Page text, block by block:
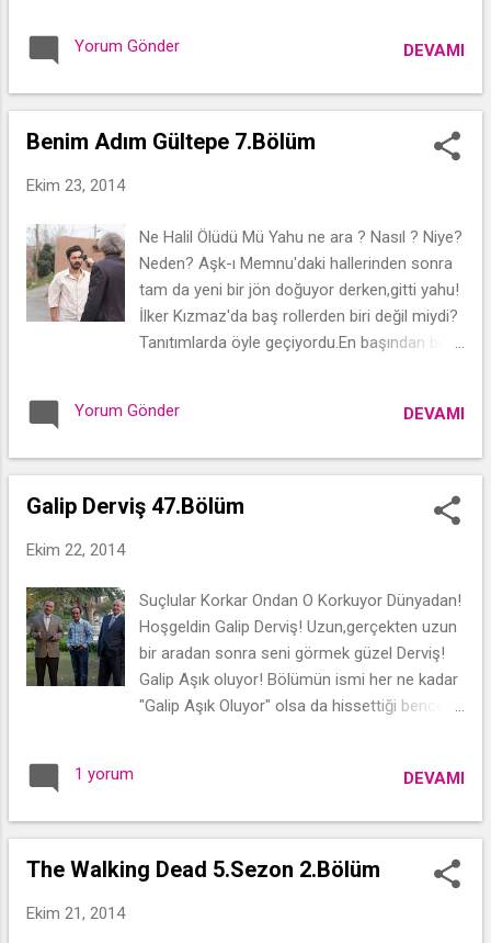
Yorum Gönder DEVAMI
Benim Adım Gültepe 7.Bölüm
Ekim 23, 2014
Ne Halil Ölüdü Mü Yahu ne ara ? Nasıl ? Niye?
Neden? Aşk-ı Memnu'daki hallerinden sonra
tam da yeni bir jön doğuyor derken,gitti yahu!
İlker Kızmaz'da baş rollerden biri değil miydi?
Tanıtımlarda öyle geçiyordu.En başından beri
Geçen bölümdeki düğün-dernek,umut-
bölüm.Ama arada Eşref'e espiri
yaptırmaları,o hüzün bulutlarının arasından
Yorum Gönder DEVAMI
Galip Derviş 47.Bölüm
Ekim 22, 2014
Suçlular Korkar Ondan O Korkuyor Dünyadan!
Hoşgeldin Galip Derviş! Uzun,gerçekten uzun
bir aradan sonra seni görmek güzel Derviş!
Galip Aşık oluyor! Bölümün ismi her ne kadar
"Galip Aşık Oluyor" olsa da hissettiği bence
bölümdeki duygularına tam olarak uyanmak
1 yorum DEVAMI
The Walking Dead 5.Sezon 2.Bölüm
Ekim 21, 2014